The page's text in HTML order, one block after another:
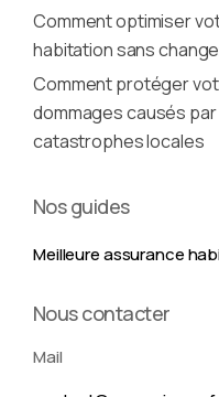
Comment optimiser
habitation sans
Comment protéger
dommages causés
catastrophes locales
Nos guides
Meilleure assurance
Nous contacter
Mail